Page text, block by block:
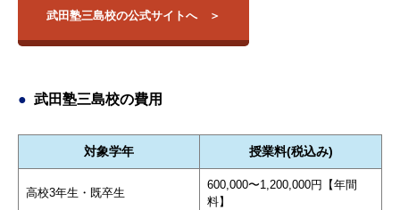
武田塾三島校の公式サイトへ
武田塾三島校の費用
対象学年 授業料(税込み)
高校3年生・既卒生
600,000〜1,200,000円【年間
料】